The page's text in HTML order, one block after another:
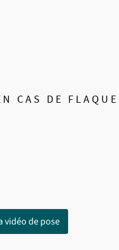
CAS DE
vidéo de pose